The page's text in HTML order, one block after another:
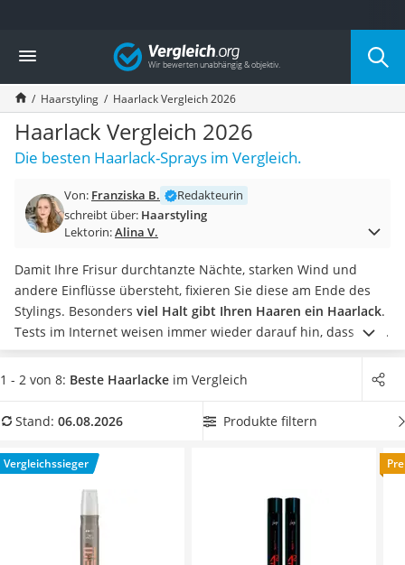
Die beliebtesten Vergleiche nach Kategorie
Drogerie
Inhalator
Haarschneider
Rollator
Braun Rasierer
Katzenklappe (Chip)
Masturbator
Massagepistole
Reisehaartrockner
Eiweißpulver
Magnesiumpräparat
Katzenklappe
Nackenmassagegerät
Zeckenschutz Katze
Philips-Sonicare-Zahnbürste
Mineralfutter Pferd
Massagegerät
Vergleich
Haarstyling Haarlack Vergleich 2026
Haarlack Vergleich 2026
Die besten Haarlack-Sprays im Vergleich.
Von: Franziska B.
Redakteurin
schreibt über: Haarstyling
Lektorin:Alina V.
Damit Ihre Frisur durchtanzte Nächte, starken Wind und
andere Einflüsse übersteht, fixieren Sie diese am Ende des
Stylings. Besonders viel Halt gibt Ihren Haaren ein Haarlack.
Tests im Internet weisen immer wieder darauf hin, dass der
Haarlack vor dem Schlafengehen aus dem Haar entfernt
werden sollte. Möchten Sie Ihre Haare abends nicht mehr
Dann entscheiden Sie sich für einenauskämmbaren
hier im August 2026 besonders das Modell
Crafter* mit seinen Eigenschaften.
1 - 2 von 8: Beste Haarlacke im Vergleich
Stand: 06.08.2026 Produkte filtern
Vergleichssieger